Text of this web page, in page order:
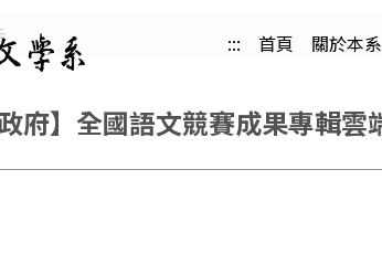
::: 首頁 關於本系
政府】全國語文競賽成果專輯